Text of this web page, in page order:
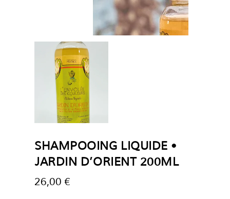
SHAMPOOING LIQUIDE •
JARDIN D’ORIENT 200ML
26,00 €